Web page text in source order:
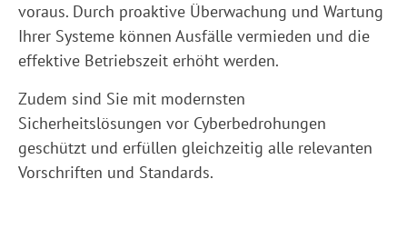
voraus. Durch proaktive Über­wa­chung und Wartung
Ihrer Systeme können Ausfälle vermieden und die
effektive Betriebszeit erhöht werden.
Zudem sind Sie mit modernsten
Sicherheitslösungen vor Cyber­bedrohungen
geschützt und erfüllen gleichzeitig alle relevanten
Vorschriften und Standards.